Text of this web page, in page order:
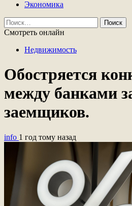
Экономика
Найти:
Смотреть онлайн
Недвижимость
Обостряется
между банками
заемщиков.
info 1 год тому назад